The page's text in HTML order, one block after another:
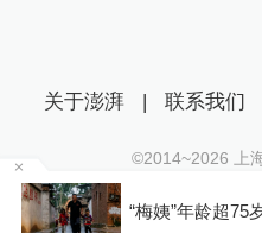
“梅姨”年龄超75
关于澎湃 | 联系我们
©2014~2026 上
沪ICP证：沪B2-
互联网新闻信息服